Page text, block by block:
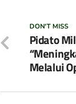
DON'T MISS
Pidato
Melalui